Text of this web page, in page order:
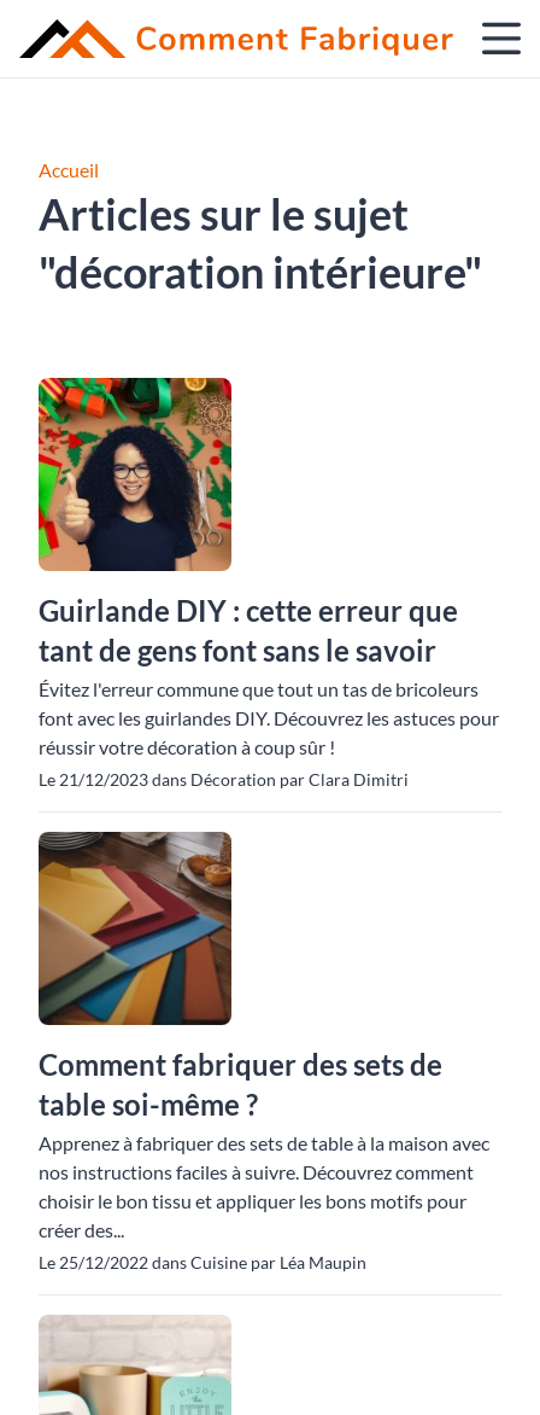
Accueil
Articles sur le sujet
"décoration intérieure"
Guirlande DIY : cette erreur que
tant de gens font sans le savoir
Évitez l'erreur commune que tout un tas de bricoleurs
font avec les guirlandes DIY. Découvrez les astuces pour
réussir votre décoration à coup sûr !
Le 21/12/2023 dans Décoration par Clara Dimitri
Comment fabriquer des sets de
table soi-même ?
Apprenez à fabriquer des sets de table à la maison avec
nos instructions faciles à suivre. Découvrez comment
choisir le bon tissu et appliquer les bons motifs pour
créer des...
Le 25/12/2022 dans Cuisine par Léa Maupin